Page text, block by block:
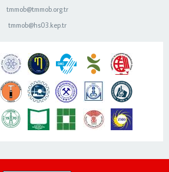
tmmob@tmmob.org.tr
tmmob@hs03.kep.tr